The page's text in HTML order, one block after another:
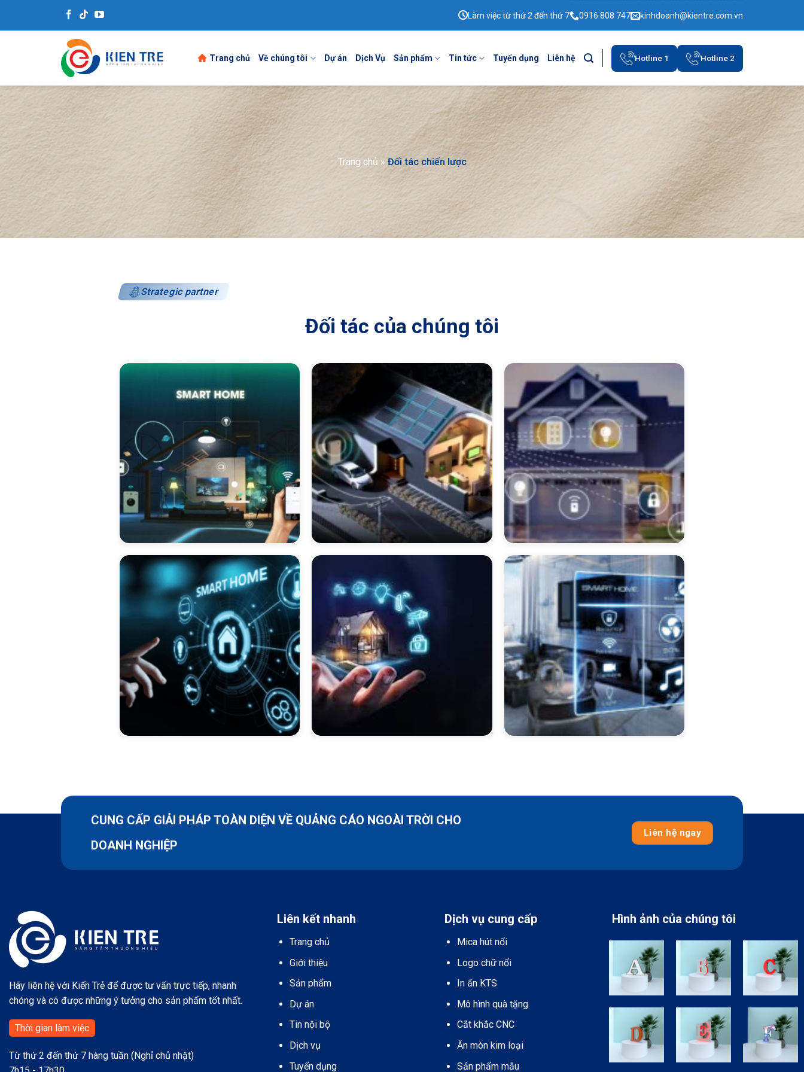
Làm việc từ thứ 2 đến thứ 7 0916 808 747 kinhdoanh@kientre.com.vn
Trang chủ Về chúng tôi Dự án Dịch Vụ Sản phẩm Tin tức Tuyển dụng Liên hệ Hotline 1 Hotline 2
Trang chủ » Đối tác chiến lược
Strategic partner
Đối tác của chúng tôi
CUNG CẤP GIẢI PHÁP TOÀN DIỆN VỀ QUẢNG CÁO NGOÀI TRỜI CHO
DOANH NGHIỆP
Liên hệ ngay
Hãy liên hệ với Kiến Trẻ để được tư vấn trực tiếp, nhanh
chóng và có được những ý tưởng cho sản phẩm tốt nhất.
Thời gian làm việc
Từ thứ 2 đến thứ 7 hàng tuần (Nghỉ chủ nhật)
Liên kết nhanh
Trang chủ
Giới thiệu
Sản phẩm
Dự án
Tin nội bộ
Dịch vụ
Tuyển dụng
Dịch vụ cung cấp
Mica hút nổi
Logo chữ nổi
In ấn KTS
Mô hình quà tặng
Cắt khắc CNC
Ăn mòn kim loại
Sản phẩm mẫu
Hình ảnh của chúng tôi